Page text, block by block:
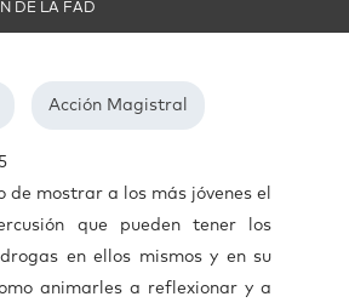
DE LA FAD
Acción Magistral
de mostrar a los más jóvenes el
que pueden tener los
en ellos mismos y en su
animarles a reflexionar y a